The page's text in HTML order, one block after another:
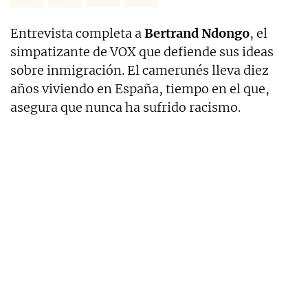
Entrevista completa aBertrand Ndongo, el
simpatizante de VOX que defiende sus ideas
sobre inmigración. El camerunés lleva diez
años viviendo en España, tiempo en el que,
asegura que nunca ha sufrido racismo.